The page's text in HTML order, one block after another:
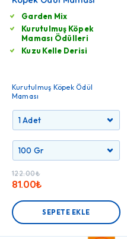
Garden Mix
Kurutulmuş Köpek
Maması Ödülleri
Kuzu Kelle Derisi
Kurutulmuş Köpek Ödül
Maması
122.00₺
81.00₺
SEPETE EKLE